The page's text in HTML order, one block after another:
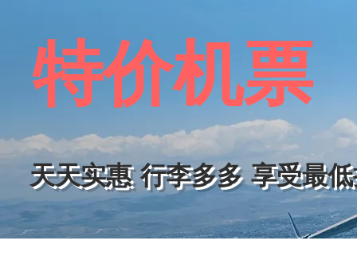
展示出现代钢梁桥的雏形，由于这种设计被称为
叹息桥 Hertford Bridge
据说因为剑桥的考试具有相当的难度，想要毕业
名。
街上车水马龙的景色尽收眼底，极目远眺，还能
道 Royal Mile，大象咖啡馆 The Elephant House
童话馆就像是从故事书中还原出的田园世界，再
到这里的游客。
比斯特名牌购物村 Bicester Village
作为英国最著名的名牌购物村，几乎是所有游客
在圣诞之前来这里“血拼”一番。比斯特汇聚了近
Choo、 Burberry 与 Mulberry 的专卖店，非常
Temperley London 及 Paul Smith 的常年折扣价
牛津 Oxford
牛津坐落在英国泰晤士河上游，是一个文化氛围
府、英国最古老的大学。
牛津大学 University of Oxford
英国皇族和学者的摇篮，与剑桥齐名。这里还有
特价机票
天天实惠 行李多多 享受最